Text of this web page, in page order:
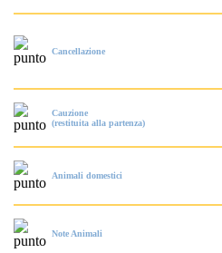
Cancellazione
Cauzione
(restituita alla partenza)
Animali domestici
Note Animali